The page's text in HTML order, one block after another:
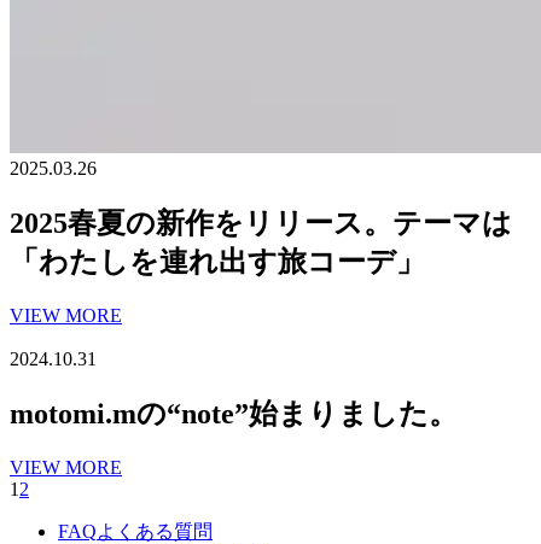
2025.03.26
2025春夏の新作をリリース。テーマは
「わたしを連れ出す旅コーデ」
VIEW MORE
2024.10.31
motomi.mの“note”始まりました。
VIEW MORE
1 2
FAQよくある質問